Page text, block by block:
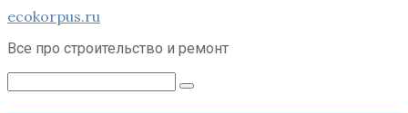
Перейти
контенту
ecokorpus.ru
Все про строительство и ремонт